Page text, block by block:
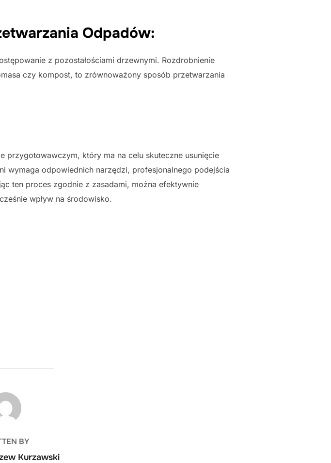
Odpadów:
z pozostałościami drzewnymi. Rozdrobnienie
czy kompost, to zrównoważony sposób przetwarzania
który ma na celu skuteczne usunięcie
wymaga odpowiednich narzędzi, profesjonalnego podejścia
ten proces zgodnie z zasadami, można efektywnie
wpływ na środowisko.
BY
Kurzawski